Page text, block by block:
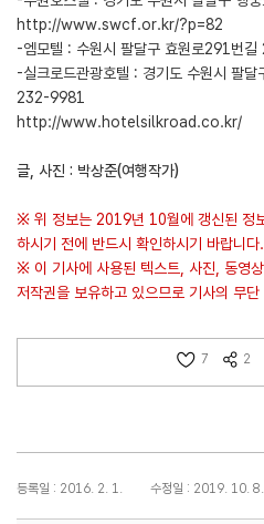
http://www.swcf.or.kr/?p=82
-엠모텔 : 수원시 팔달구 효원로291번
-실크로드관광호텔 : 경기도 수원시 팔
232-9981
http://www.hotelsilkroad.co.kr/
글, 사진 : 박상준(여행작가)
※ 위 정보는 2019년 10월에 갱신된 정
하시기 전에 반드시 확인하시기 바랍니다.
※ 이 기사에 사용된 텍스트, 사진, 동영
저작권을 보유하고 있으므로 기사의 무
7 2
등록일 : 2016. 2. 1. 수정일 : 2019. 10. 8.